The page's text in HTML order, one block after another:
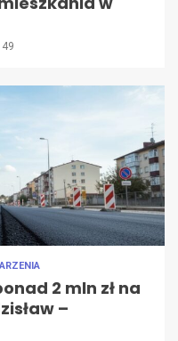
49
2 mln zł na
–